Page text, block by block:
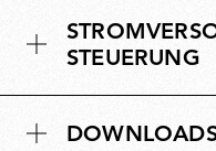
STEUERUNG